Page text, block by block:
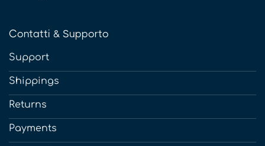
Contatti & Supporto
Support
Shippings
Returns
Payments